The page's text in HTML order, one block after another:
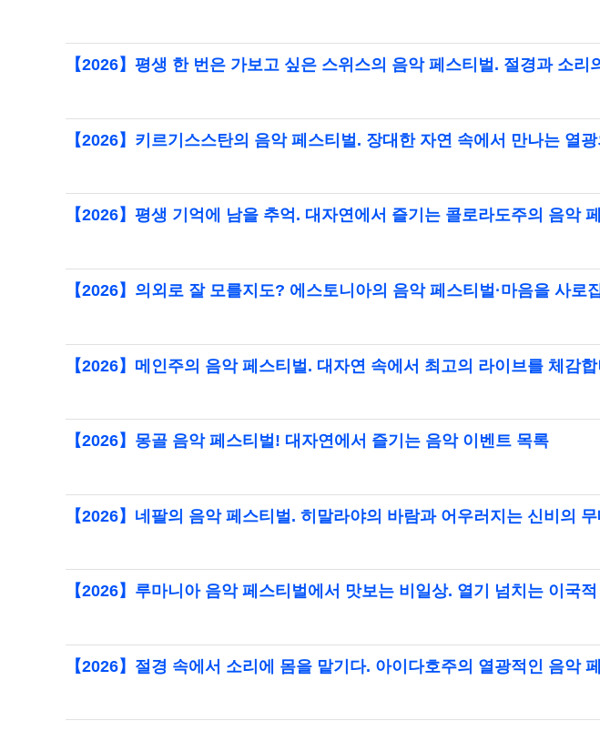
【2026】평생 한 번은 가보고 싶은 스위스의 음악 페스티벌. 절경과 소리
【2026】키르기스스탄의 음악 페스티벌. 장대한 자연 속에서 만나는 열광
【2026】평생 기억에 남을 추억. 대자연에서 즐기는 콜로라도주의 음악
【2026】의외로 잘 모를지도? 에스토니아의 음악 페스티벌·마음을 사로
【2026】메인주의 음악 페스티벌. 대자연 속에서 최고의 라이브를 체감
【2026】몽골 음악 페스티벌! 대자연에서 즐기는 음악 이벤트 목록
【2026】네팔의 음악 페스티벌. 히말라야의 바람과 어우러지는 신비의 무
【2026】루마니아 음악 페스티벌에서 맛보는 비일상. 열기 넘치는 이국적
【2026】절경 속에서 소리에 몸을 맡기다. 아이다호주의 열광적인 음악